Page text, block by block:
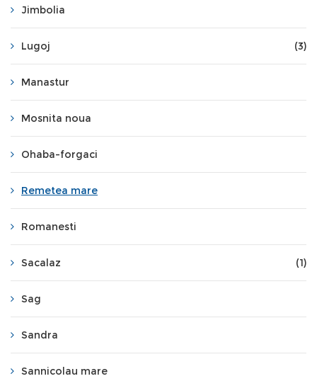
Jimbolia
Lugoj (3)
Manastur
Mosnita noua
Ohaba-forgaci
Remetea mare
Romanesti
Sacalaz (1)
Sag
Sandra
Sannicolau mare